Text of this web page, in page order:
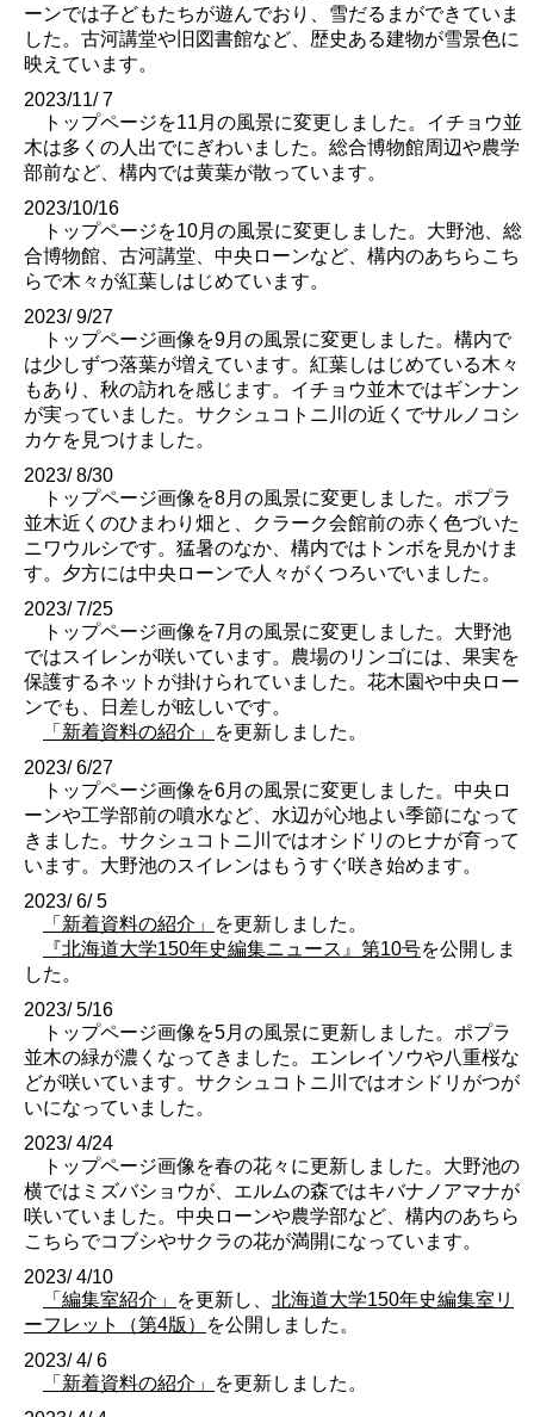
ーンでは子どもたちが遊んでおり、雪だるまができていま
した。古河講堂や旧図書館など、歴史ある建物が雪景色に
映えています。
2023/11/ 7
トップページを11月の風景に変更しました。イチョウ並
木は多くの人出でにぎわいました。総合博物館周辺や農学
部前など、構内では黄葉が散っています。
2023/10/16
トップページを10月の風景に変更しました。大野池、総
合博物館、古河講堂、中央ローンなど、構内のあちらこち
らで木々が紅葉しはじめています。
2023/ 9/27
トップページ画像を9月の風景に変更しました。構内で
は少しずつ落葉が増えています。紅葉しはじめている木々
もあり、秋の訪れを感じます。イチョウ並木ではギンナン
が実っていました。サクシュコトニ川の近くでサルノコシ
カケを見つけました。
2023/ 8/30
トップページ画像を8月の風景に変更しました。ポプラ
並木近くのひまわり畑と、クラーク会館前の赤く色づいた
ニワウルシです。猛暑のなか、構内ではトンボを見かけま
す。夕方には中央ローンで人々がくつろいでいました。
2023/ 7/25
トップページ画像を7月の風景に変更しました。大野池
ではスイレンが咲いています。農場のリンゴには、果実を
保護するネットが掛けられていました。花木園や中央ロー
ンでも、日差しが眩しいです。
「新着資料の紹介」
を更新しました。
2023/ 6/27
トップページ画像を6月の風景に変更しました。中央ロ
ーンや工学部前の噴水など、水辺が心地よい季節になって
きました。サクシュコトニ川ではオシドリのヒナが育って
います。大野池のスイレンはもうすぐ咲き始めます。
2023/ 6/ 5
「新着資料の紹介」
を更新しました。
『北海道大学150年史編集ニュース』第10号を公開しま
した。
2023/ 5/16
トップページ画像を5月の風景に更新しました。ポプラ
並木の緑が濃くなってきました。エンレイソウや八重桜な
どが咲いています。サクシュコトニ川ではオシドリがつが
いになっていました。
2023/ 4/24
トップページ画像を春の花々に更新しました。大野池の
横ではミズバショウが、エルムの森ではキバナノアマナが
咲いていました。中央ローンや農学部など、構内のあちら
こちらでコブシやサクラの花が満開になっています。
2023/ 4/10
「編集室紹介」
を更新し、 北海道大学150年史編集室リ
ーフレット（第4版）
を公開しました。
2023/ 4/ 6
「新着資料の紹介」
を更新しました。